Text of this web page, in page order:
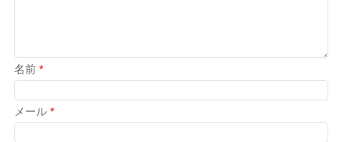
名前*
メール*